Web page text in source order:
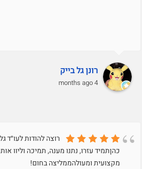
רונן גל בייק
4 months ago
רוצה להודות לעו״ד
כהןתמיד עזרו, נתנו מענה, תמיכה וליוו
מקצועית ומעולהממליצה בחום!